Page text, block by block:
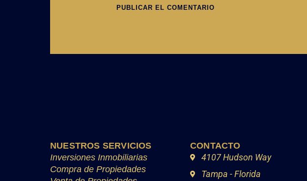
NUESTROS SERVICIOS
Inversiones Inmobiliarias
Compra de Propiedades
CONTACTO
4107 Hudson Way
Tampa - Florida